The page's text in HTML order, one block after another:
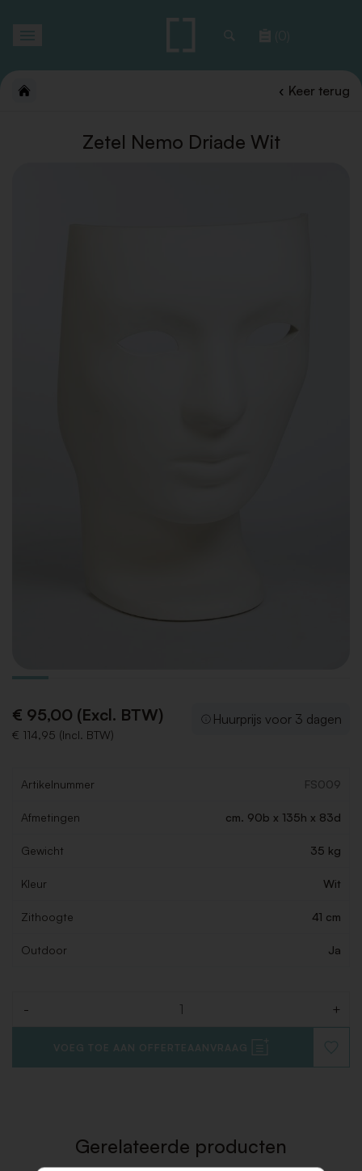
(0)
Keer terug
Zetel Nemo Driade Wit
€ 95,00 (Excl. BTW)
€ 114,95 (Incl. BTW)
Huurprijs voor 3 dagen
Artikelnummer FS009
Afmetingen cm. 90b x 135h x 83d
Gewicht 35 kg
Kleur Wit
Zithoogte 41 cm
Outdoor Ja
- +
VOEG TOE AAN OFFERTEAANVRAAG
TOE
Gerelateerde producten